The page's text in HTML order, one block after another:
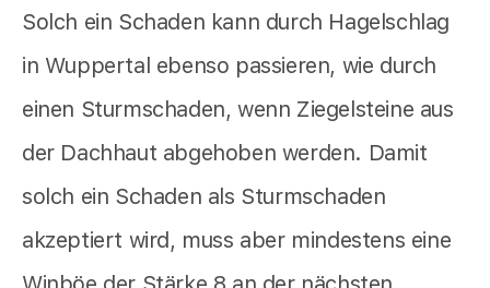
Solch ein Schaden kann durch Hagelschlag
in Wuppertal ebenso passieren, wie durch
einen Sturmschaden, wenn Ziegelsteine aus
der Dachhaut abgehoben werden. Damit
solch ein Schaden als Sturmschaden
akzeptiert wird, muss aber mindestens eine